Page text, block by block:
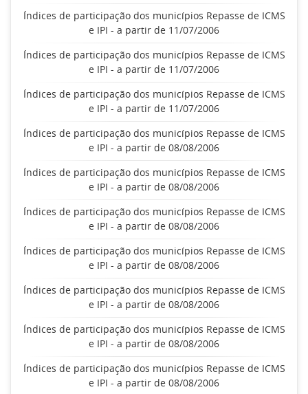
Índices de participação dos municípios Repasse de ICMS
e IPI - a partir de 11/07/2006
Índices de participação dos municípios Repasse de ICMS
e IPI - a partir de 11/07/2006
Índices de participação dos municípios Repasse de ICMS
e IPI - a partir de 11/07/2006
Índices de participação dos municípios Repasse de ICMS
e IPI - a partir de 08/08/2006
Índices de participação dos municípios Repasse de ICMS
e IPI - a partir de 08/08/2006
Índices de participação dos municípios Repasse de ICMS
e IPI - a partir de 08/08/2006
Índices de participação dos municípios Repasse de ICMS
e IPI - a partir de 08/08/2006
Índices de participação dos municípios Repasse de ICMS
e IPI - a partir de 08/08/2006
Índices de participação dos municípios Repasse de ICMS
e IPI - a partir de 08/08/2006
Índices de participação dos municípios Repasse de ICMS
e IPI - a partir de 08/08/2006